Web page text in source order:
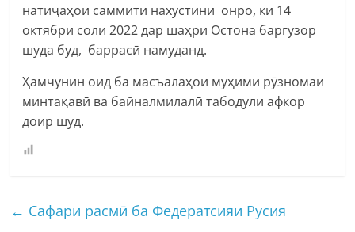
натиҷаҳои саммити нахустини онро, ки 14
октябри соли 2022 дар шаҳри Остона баргузор
шуда буд, баррасӣ намуданд.
Ҳамчунин оид ба масъалаҳои муҳими рӯзномаи
минтақавӣ ва байналмилалӣ табодули афкор
доир шуд.
← Сафари расмӣ ба Федератсияи Русия